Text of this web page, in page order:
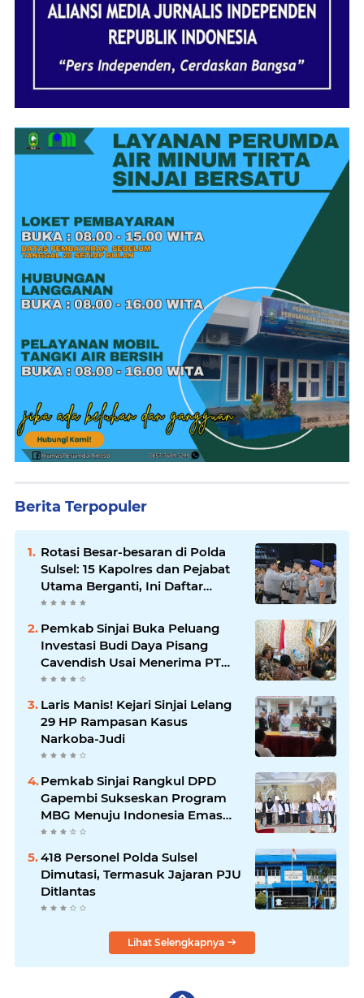
Berita Terpopuler
Rotasi Besar-besaran di Polda
Sulsel: 15 Kapolres dan Pejabat
Utama Berganti, Ini Daftar
Lengkapnya
Pemkab Sinjai Buka Peluang
Investasi Budi Daya Pisang
Cavendish Usai Menerima PT
GGF
Laris Manis! Kejari Sinjai Lelang
29 HP Rampasan Kasus
Narkoba-Judi
Pemkab Sinjai Rangkul DPD
Gapembi Sukseskan Program
MBG Menuju Indonesia Emas
2045
418 Personel Polda Sulsel
Dimutasi, Termasuk Jajaran PJU
Ditlantas
Lihat Selengkapnya